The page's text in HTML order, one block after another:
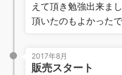
えて頂き勉強出来ま
頂いたのもよかったで
2017年8月
販売スタート